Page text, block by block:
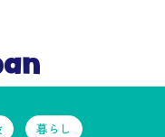
暮らし